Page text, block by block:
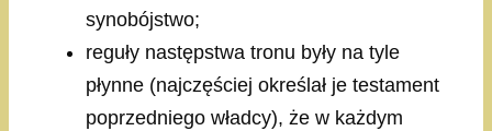
synobójstwo;
reguły następstwa tronu były na tyle
płynne (najczęściej określał je testament
poprzedniego władcy), że w każdym